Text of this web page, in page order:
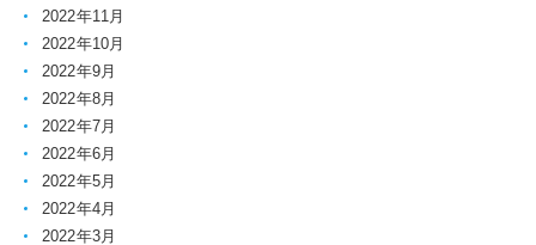
2022年11月
2022年10月
2022年9月
2022年8月
2022年7月
2022年6月
2022年5月
2022年4月
2022年3月